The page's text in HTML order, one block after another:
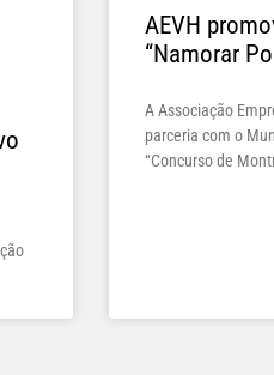
AEVH
“Namorar
A Associação
parceria com o
“Concurso de